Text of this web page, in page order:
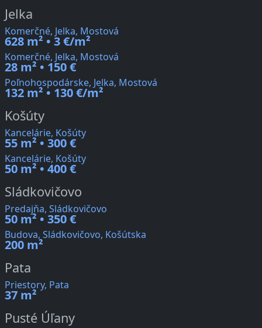
Jelka
Komerčné, Jelka, Mostová
628 m² • 3 €/m²
Komerčné, Jelka, Mostová
28 m² • 150 €
Poľnohospodárske, Jelka, Mostová
132 m² • 130 €/m²
Košúty
Kancelárie, Košúty
55 m² • 300 €
Kancelárie, Košúty
50 m² • 400 €
Sládkovičovo
Predajňa, Sládkovičovo
50 m² • 350 €
Budova, Sládkovičovo, Košútska
200 m²
Pata
Priestory, Pata
37 m²
Pusté Úľany